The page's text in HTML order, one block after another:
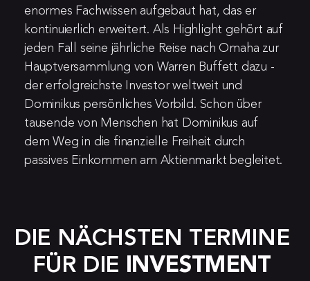
enormes Fachwissen aufgebaut hat, das er
kontinuierlich erweitert. Als Highlight gehört auf
jeden Fall seine jährliche Reise nach Omaha zur
Hauptversammlung von Warren Buffett dazu -
der erfolgreichste Investor weltweit und
Dominikus persönliches Vorbild. Schon über
tausende von Menschen hat Dominikus auf
dem Weg in die finanzielle Freiheit durch
passives Einkommen am Aktienmarkt begleitet.
DIE NÄCHSTEN TERMINE
FÜR DIE INVESTMENT